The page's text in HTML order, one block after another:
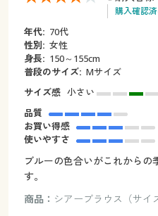
購入確認
年代: 70代
性別: 女性
身長: 150～155cm
普段のサイズ: Mサイズ
サイズ感 小さい
品質
お買い得感
使いやすさ
ブルーの色合いがこれから
す。
商品： シアーブラウス（サイ